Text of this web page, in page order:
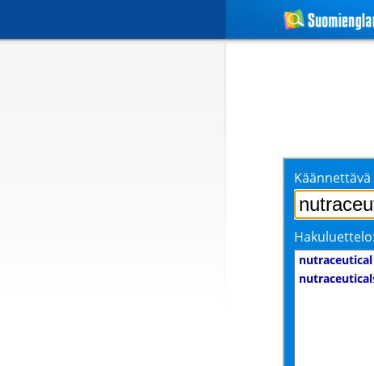
Hakuluettelo:
nutraceutical
nutraceutical